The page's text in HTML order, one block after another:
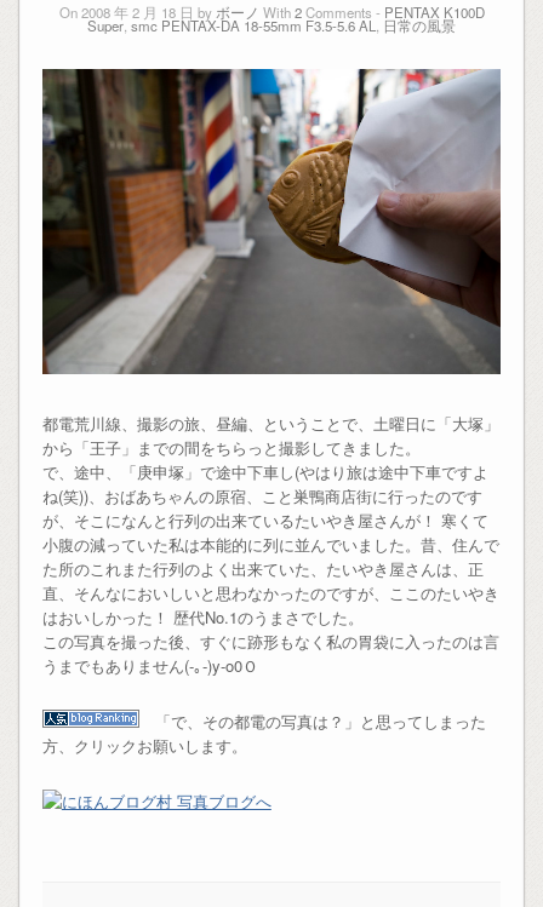
On 2008 年 2 月 18 日 by ボーノ With2Comments - PENTAX K100D
Super smc PENTAX-DA 18-55mm F3.5-5.6 AL 日常の風景
都電荒川線、撮影の旅、昼編、ということで、土曜日に「大塚」
から「王子」までの間をちらっと撮影してきました。
で、途中、「庚申塚」で途中下車し(やはり旅は途中下車ですよ
ね(笑))、おばあちゃんの原宿、こと巣鴨商店街に行ったのです
が、そこになんと行列の出来ているたいやき屋さんが！ 寒くて
小腹の減っていた私は本能的に列に並んでいました。昔、住んで
た所のこれまた行列のよく出来ていた、たいやき屋さんは、正
直、そんなにおいしいと思わなかったのですが、ここのたいやき
はおいしかった！ 歴代No.1のうまさでした。
この写真を撮った後、すぐに跡形もなく私の胃袋に入ったのは言
うまでもありません(-｡-)y-o0Ｏ
「で、その都電の写真は？」と思ってしまった
方、クリックお願いします。